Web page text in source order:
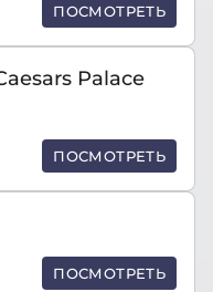
ПОСМОТРЕТЬ
Palace
ПОСМОТРЕТЬ
ПОСМОТРЕТЬ